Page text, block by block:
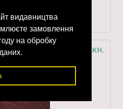
видавництва
замовлення
на обробку
Детальніше
10 т. Додатк. том у 6 кн.